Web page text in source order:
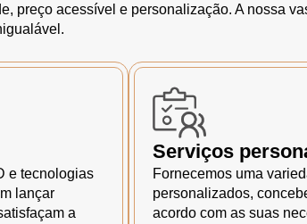
preço acessível e personalização. A nossa
e tecnologias
lançar
a
Serviços
Fornecemos uma
personalizados,
acordo com as suas